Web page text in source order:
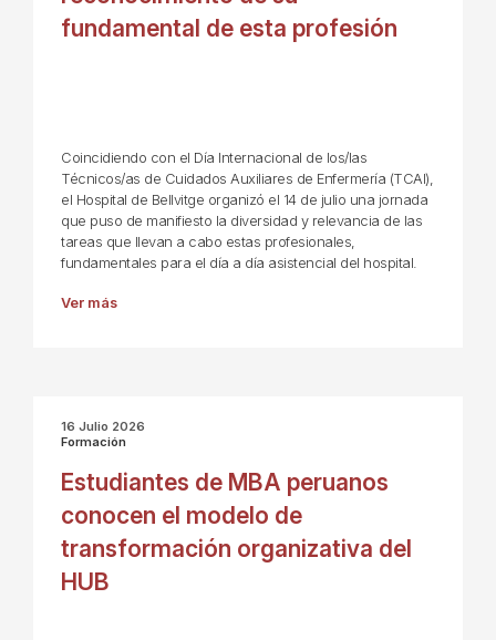
fundamental de esta profesión
Coincidiendo con el Día Internacional de los/las
Técnicos/as de Cuidados Auxiliares de Enfermería (TCAI),
el Hospital de Bellvitge organizó el 14 de julio una jornada
que puso de manifiesto la diversidad y relevancia de las
tareas que llevan a cabo estas profesionales,
fundamentales para el día a día asistencial del hospital.
Ver más
16 Julio 2026
Formación
Estudiantes de MBA peruanos
conocen el modelo de
transformación organizativa del
HUB